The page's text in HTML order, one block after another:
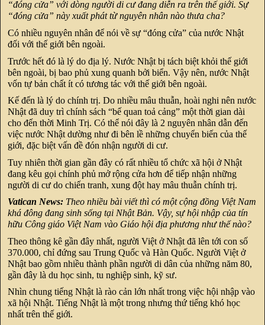
“đóng cửa” với dòng người di cư đang diễn ra trên thế giới. Sự
“đóng cửa” này xuất phát từ nguyên nhân nào thưa cha?
Có nhiều nguyên nhân để nói về sự “đóng cửa” của nước Nhật
đối với thế giới bên ngoài.
Trước hết đó là lý do địa lý. Nước Nhật bị tách biệt khỏi thế giới
bên ngoài, bị bao phủ xung quanh bởi biển. Vậy nên, nước Nhật
vốn tự bản chất ít có tương tác với thế giới bên ngoài.
Kế đến là lý do chính trị. Do nhiều mâu thuẫn, hoài nghi nên nước
Nhật đã duy trì chính sách “bế quan toả cảng” một thời gian dài
cho đến thời Minh Trị. Có thể nói đây là 2 nguyên nhân dẫn đến
việc nước Nhật dường như đi bên lề những chuyển biến của thế
giới, đặc biệt vấn đề đón nhận người di cư.
Tuy nhiên thời gian gần đây có rất nhiều tổ chức xã hội ở Nhật
đang kêu gọi chính phủ mở rộng cửa hơn để tiếp nhận những
người di cư do chiến tranh, xung đột hay mâu thuẫn chính trị.
Vatican News: Theo nhiều bài viết thì có một cộng đồng Việt Nam
khá đông đang sinh sống tại Nhật Bản. Vậy, sự hội nhập của tín
hữu Công giáo Việt Nam vào Giáo hội địa phương như thế nào?
Theo thông kê gần đây nhất, người Việt ở Nhật đã lên tới con số
370.000, chỉ đứng sau Trung Quốc và Hàn Quốc. Người Việt ở
Nhật bao gồm nhiều thành phần người di dân của những năm 80,
gần đây là du học sinh, tu nghiệp sinh, kỹ sư.
Nhìn chung tiếng Nhật là rào cản lớn nhất trong việc hội nhập vào
xã hội Nhật. Tiếng Nhật là một trong nhưng thứ tiếng khó học
nhất trên thế giới.